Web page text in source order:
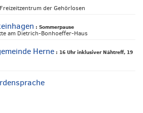
der Gehörlosen
: Sommerpause
am Dietrich-Bonhoeffer-Haus
Herne : 16 Uhr inklusiver Nähtreff, 19